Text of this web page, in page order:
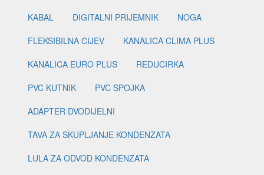
KABAL
DIGITALNI PRIJEMNIK
NOGA
FLEKSIBILNA CIJEV
KANALICA CLIMA PLUS
KANALICA EURO PLUS
REDUCIRKA
PVC KUTNIK
PVC SPOJKA
ADAPTER DVODIJELNI
TAVA ZA SKUPLJANJE KONDENZATA
LULA ZA ODVOD KONDENZATA